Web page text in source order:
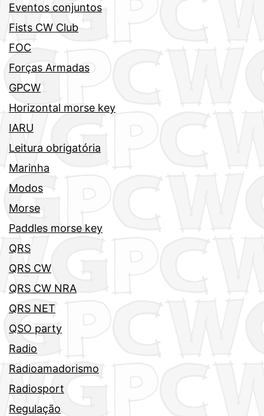
Eventos conjuntos
Fists CW Club
FOC
Forças Armadas
GPCW
Horizontal morse key
IARU
Leitura obrigatória
Marinha
Modos
Morse
Paddles morse key
QRS
QRS CW
QRS CW NRA
QRS NET
QSO party
Radio
Radioamadorismo
Radiosport
Regulação